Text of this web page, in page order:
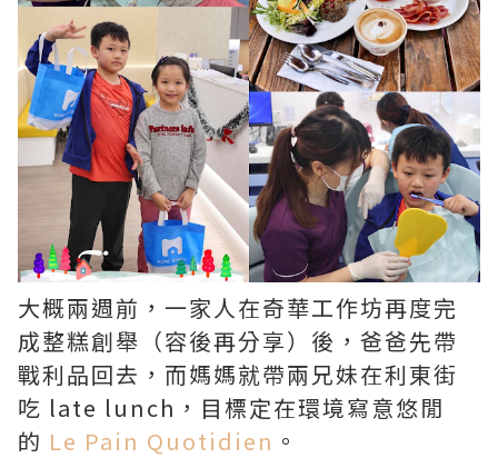
大概兩週前，一家人在奇華工作坊再度完
成整糕創舉（容後再分享）後，爸爸先帶
戰利品回去，而媽媽就帶兩兄妹在利東街
吃 late lunch，目標定在環境寫意悠閒
的 Le Pain Quotidien 。